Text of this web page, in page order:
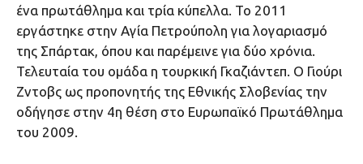
ένα πρωτάθλημα και τρία κύπελλα. Το 2011
εργάστηκε στην Αγία Πετρούπολη για λογαριασμό
της Σπάρτακ, όπου και παρέμεινε για δύο χρόνια.
Τελευταία του ομάδα η τουρκική Γκαζιάντεπ. Ο Γιούρι
Ζντοβς ως προπονητής της Εθνικής Σλοβενίας την
οδήγησε στην 4η θέση στο Ευρωπαϊκό Πρωτάθλημα
του 2009.